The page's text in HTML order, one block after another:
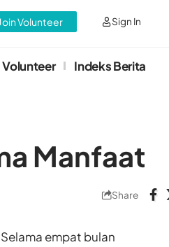
Sign In
Volunteer
Volunteer Indeks Berita
Manfaat
Share
empat bulan